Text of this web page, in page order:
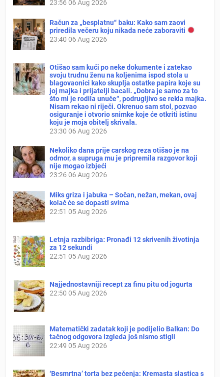
23:56 06 Aug 2026
Račun za „besplatnu“ baku: Kako sam zaovi
priredila večeru koju nikada neće zaboraviti
23:40 06 Aug 2026
Otišao sam kući po neke dokumente i zatekao
svoju trudnu ženu na koljenima ispod stola u
blagovaonici kako skuplja ostatke papira koje su
joj majka i prijatelji bacali. „Dobra je samo za to
što mi je rodila unuče“, podrugljivo se rekla majka.
Nisam rekao ni riječi. Okrenuo sam stol, pozvao
osiguranje i otvorio snimke koje će otkriti istinu
koju je moja obitelj skrivala.
23:30 06 Aug 2026
Nekoliko dana prije carskog reza otišao je na
odmor, a supruga mu je pripremila razgovor koji
nije mogao izbjeći
23:26 06 Aug 2026
Miks griza i jabuka – Sočan, nežan, mekan, ovaj
kolač će se dopasti svima
22:51 05 Aug 2026
Letnja razbibriga: Pronađi 12 skrivenih životinja
za 12 sekundi
22:51 05 Aug 2026
Najjednostavniji recept za finu pitu od jogurta
22:50 05 Aug 2026
Matematički zadatak koji je podijelio Balkan: Do
tačnog odgovora izgleda još nismo stigli
22:49 05 Aug 2026
‘Besmrtna’ torta bez pečenja: Kremasta slastica s